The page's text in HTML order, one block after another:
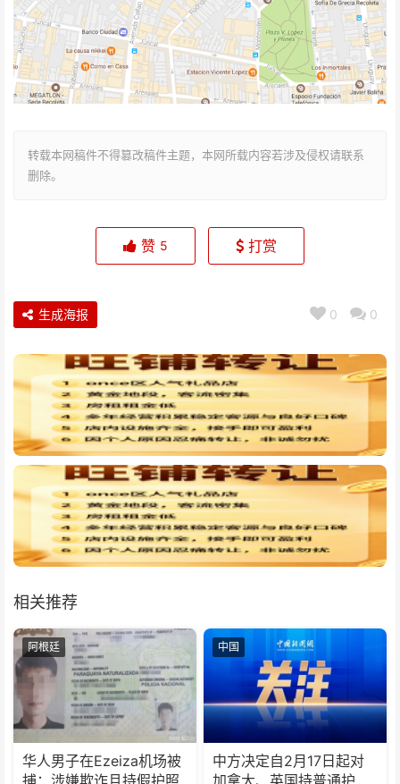
转载本网稿件不得篡改稿件主题，本网所载内容若涉及侵权请联系
删除。
赞 5 打赏
0 0
生成海报
相关推荐
阿根廷
华人男子在Ezeiza机场被
中国
中方决定自2月17日起对